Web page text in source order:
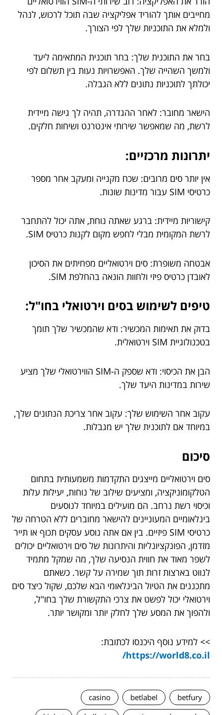
מחייבים אותך להוריד אפליקציה שבה תוכל לרכוש, לנהל
ולמלא את התוכניות שלך לפי הצורך.
בחר את התוכנית שלך: בחר תוכנית המתאימה ליעד
ולמשך השהייה שלך. האפשרויות נעות בין תשלום לפי
יכולתך לתוכניות נתונים ללא הגבלה.
הישאר מחובר: לאחר ההגדרה, תהיה לך גישה מיידית
לרשת, מה שמאפשר שירותי אינטרנט ושיחות חלקים.
יתרונות מרכזיים:
אין יותר סים מרובים: שכח מקנייה ומעקב אחר מספר
כרטיסי SIM עבור מדינות שונות.
קישוריות מיידית: ברגע שאתה נוחת, אתה יכול להתחבר
לרשת המקומית מבלי לחפש מקום לקנות כרטיס SIM.
אבטחה משופרת: סים וירטואליים מפחיתים את הסיכון
לאובדן כרטיס פיזי ולחוות הונאה בהחלפת SIM.
טיפים לשימוש בסים וירטואלי בחו"ל:
בדוק את תאימות המכשיר: ודא שהמכשיר שלך תומך
בטכנולוגיית SIM וירטואלית.
הבן את הכיסוי: ודא שספק ה-SIM הווירטואלי שלך מציע
שירות במדינות היעד שלך.
עקוב אחר השימוש שלך: עקוב אחר צריכת הנתונים שלך,
במיוחד אם לתוכנית שלך יש מגבלות.
סיכום
סים וירטואליים מייצגים התקדמות משמעותית בתחום
הטלקומוניקציה, ומציעים שילוב של נוחות, יעילות עלות
וכיסוי רשת נרחב. הם מועילים במיוחד לנוסעים
בינלאומיים המעוניינים להישאר מחוברים ללא הטרחה של
כרטיסי SIM פיזיים. בין אם אתה נוסע עסקים תכוף או תייר
מזדמן, הפונקציונליות והיתרונות של סים וירטואליים יכולים
לשפר מאוד את חווית הנסיעה שלך, מה שמקל מתמיד
לנווט בארצות זרות תוך שמירה על קשר. כשאתם
מתכננים את הטיול הבינלאומי הבא שלכם, שקול כיצד סים
וירטואלי יכול לפשט את צרכי התקשורת שלך בחו"ל,
ולהפוך את המסע שלך לחלק יותר ומקושר יותר.
>> למידע נוסף היכנסו לכתובת:
https://world8.co.il/
betfury
betlabel
casino